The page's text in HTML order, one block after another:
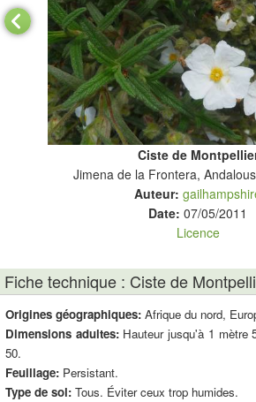
Ciste de
Jimena de la Frontera,
Auteur:
Date: 07/05/2011
Licence
Fiche technique : Ciste de
Origines géographiques: Afrique du nord,
Dimensions adultes:Hauteur jusqu'à 1 mètre
50.
Feuillage: Persistant.
Type de sol: Tous. Éviter ceux trop humides.